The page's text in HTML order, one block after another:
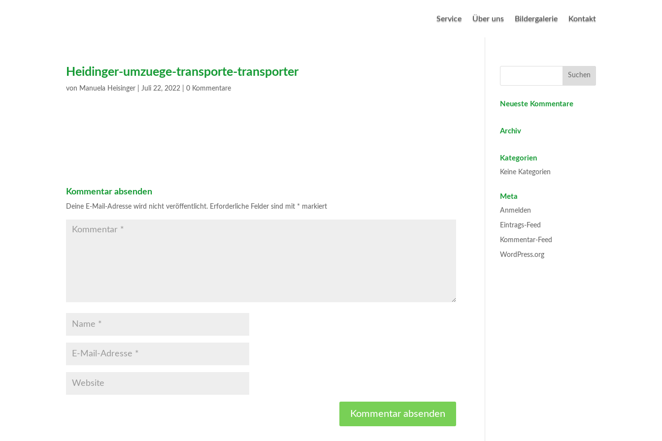
Service Über uns Bildergalerie Kontakt
Heidinger-umzuege-transporte-transporter
von Manuela Heisinger |Juli 22, 2022 |0 Kommentare
Kommentar absenden
Deine E-Mail-Adresse wird nicht veröffentlicht. Erforderliche Felder sind mit * markiert
Neueste Kommentare
Archiv
Kategorien
Keine Kategorien
Meta
Anmelden
Eintrags-Feed
Kommentar-Feed
WordPress.org